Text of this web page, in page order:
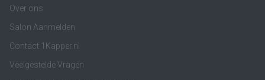
Over ons
Salon Aanmelden
Contact 1Kapper.nl
Veelgestelde Vragen